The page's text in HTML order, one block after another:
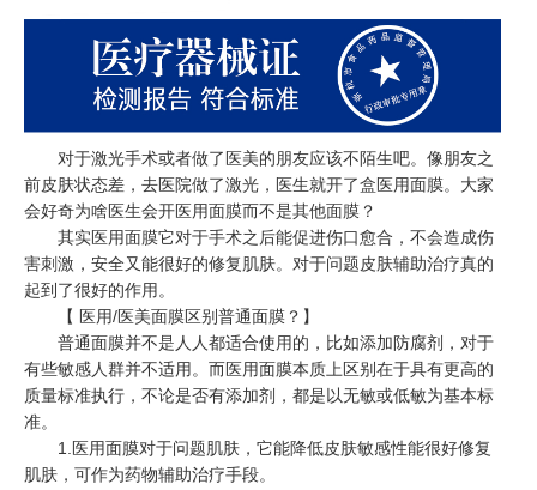
对于激光手术或者做了医美的朋友应该不陌生吧。像朋友之
前皮肤状态差，去医院做了激光，医生就开了盒医用面膜。大家
会好奇为啥医生会开医用面膜而不是其他面膜？
其实医用面膜它对于手术之后能促进伤口愈合，不会造成伤
害刺激，安全又能很好的修复肌肤。对于问题皮肤辅助治疗真的
起到了很好的作用。
【 医用/医美面膜区别普通面膜？】
普通面膜并不是人人都适合使用的，比如添加防腐剂，对于
有些敏感人群并不适用。而医用面膜本质上区别在于具有更高的
质量标准执行，不论是否有添加剂，都是以无敏或低敏为基本标
准。
1.医用面膜对于问题肌肤，它能降低皮肤敏感性能很好修复
肌肤，可作为药物辅助治疗手段。